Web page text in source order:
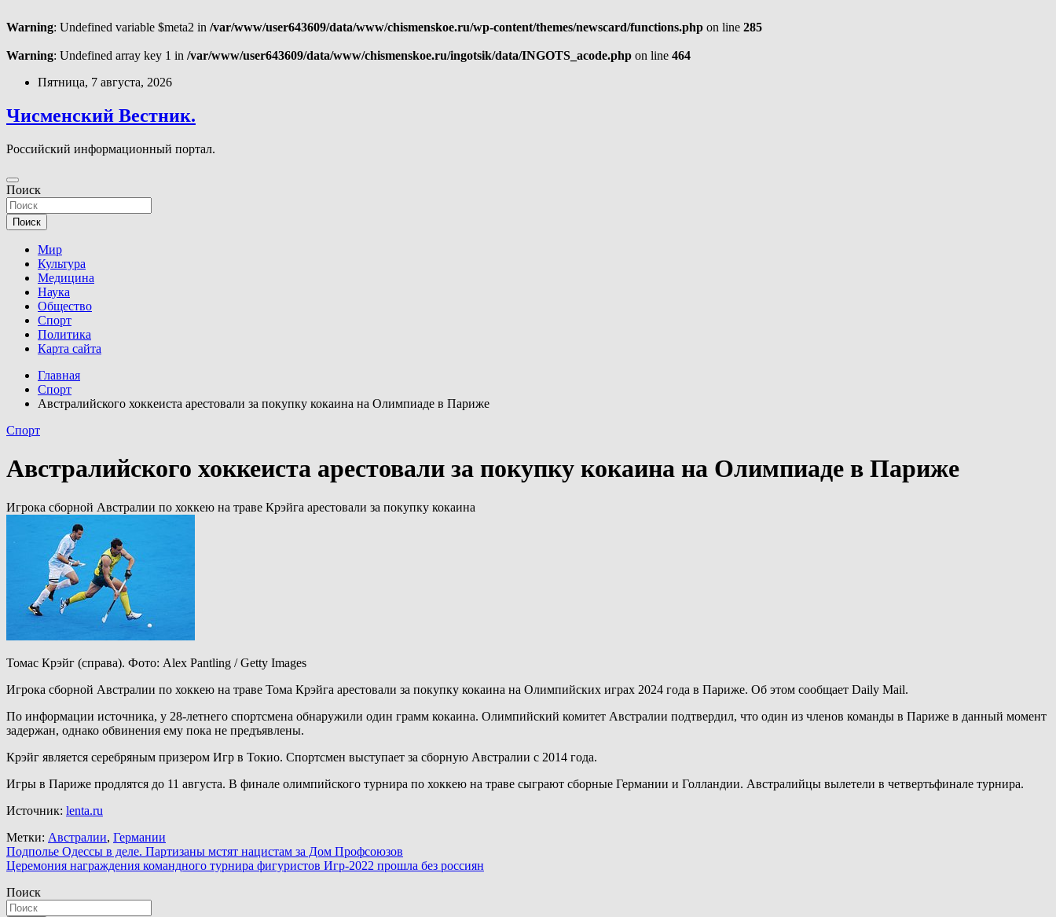
Warning: Undefined variable $meta2 in /var/www/user643609/data/www/chismenskoe.ru/wp-content/themes/newscard/functions.php on line 285
Warning: Undefined array key 1 in /var/www/user643609/data/www/chismenskoe.ru/ingotsik/data/INGOTS_acode.php on line 464
Перейти
содержимому
Пятница, 7 августа, 2026
Чисменский Вестник.
Российский информационный портал.
Поиск
Поиск
Мир
Культура
Медицина
Наука
Общество
Спорт
Политика
Карта сайта
Главная
Спорт
Австралийского хоккеиста арестовали за покупку кокаина на Олимпиаде в Париже
Спорт
Австралийского хоккеиста арестовали за покупку кокаина на Олимпиаде в Париже
Игрока сборной Австралии по хоккею на траве Крэйга арестовали за покупку кокаина
Томас Крэйг (справа). Фото: Alex Pantling / Getty Images
Игрока сборной Австралии по хоккею на траве Тома Крэйга арестовали за покупку кокаина на Олимпийских играх 2024 года в Париже. Об этом сообщает Daily Mail.
По информации источника, у 28-летнего спортсмена обнаружили один грамм кокаина. Олимпийский комитет Австралии подтвердил, что один из членов команды в Париже в данный момент
задержан, однако обвинения ему пока не предъявлены.
Крэйг является серебряным призером Игр в Токио. Спортсмен выступает за сборную Австралии с 2014 года.
Игры в Париже продлятся до 11 августа. В финале олимпийского турнира по хоккею на траве сыграют сборные Германии и Голландии. Австралийцы вылетели в четвертьфинале турнира.
Источник: lenta.ru
Метки: Австралии, Германии
Навигация
по
записям
Подполье Одессы в деле. Партизаны мстят нацистам за Дом Профсоюзов
Церемония награждения командного турнира фигуристов Игр-2022 прошла без россиян
Поиск